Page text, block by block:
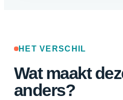
HET VERSCHIL
Wat maakt
anders?